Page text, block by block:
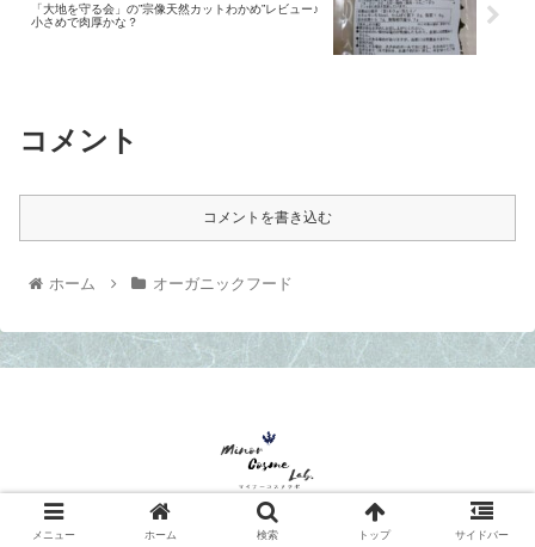
「大地を守る会」の”宗像天然カットわかめ”レビュー♪
小さめで肉厚かな？
コメント
コメントを書き込む
ホーム オーガニックフード
© 2020 マイナーコスメラボ.
メニュー ホーム 検索 トップ サイドバー